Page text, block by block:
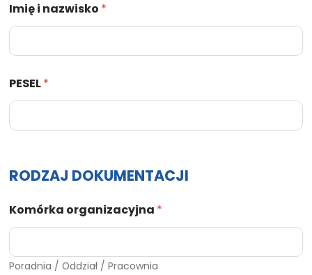
Imię i nazwisko *
PESEL*
RODZAJ DOKUMENTACJI
Komórka organizacyjna *
Poradnia / Oddział / Pracownia